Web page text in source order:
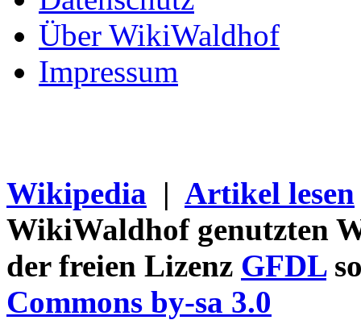
Über WikiWaldhof
Impressum
Wikipedia | Artikel lesen
WikiWaldhof genutzten
der freien Lizenz GFDL
Commons by-sa 3.0